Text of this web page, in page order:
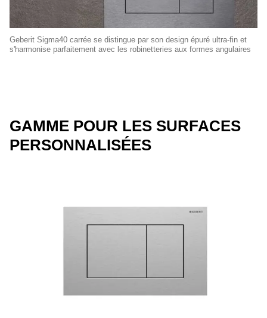
Geberit Sigma40 carrée se distingue par son design épuré ultra-fin et
s'harmonise parfaitement avec les robinetteries aux formes angulaires
GAMME POUR LES SURFACES
PERSONNALISÉES